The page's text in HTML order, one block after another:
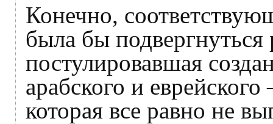
Конечно,
была бы
постулировавшая
арабского и
которая все равно не